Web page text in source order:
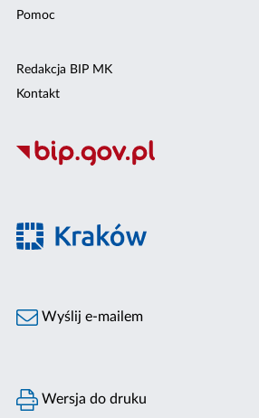
Pomoc
Redakcja BIP MK
Kontakt
Wyślij e-mailem
Wersja do druku